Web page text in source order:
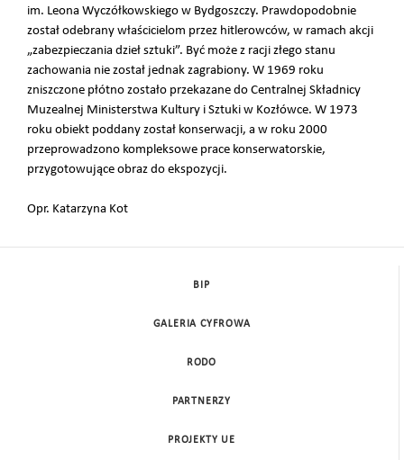
im. Leona Wyczółkowskiego w Bydgoszczy. Prawdopodobnie
został odebrany właścicielom przez hitlerowców, w ramach akcji
„zabezpieczania dzieł sztuki”. Być może z racji złego stanu
zachowania nie został jednak zagrabiony. W 1969 roku
zniszczone płótno zostało przekazane do Centralnej Składnicy
Muzealnej Ministerstwa Kultury i Sztuki w Kozłówce. W 1973
roku obiekt poddany został konserwacji, a w roku 2000
przeprowadzono kompleksowe prace konserwatorskie,
przygotowujące obraz do ekspozycji.
Opr. Katarzyna Kot
BIP
GALERIA CYFROWA
RODO
PARTNERZY
PROJEKTY UE